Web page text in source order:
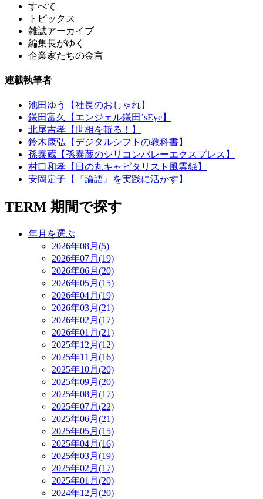
すべて
トピックス
雑誌アーカイブ
編集長がゆく
企業家たちの金言
連載執筆者
池田ゆう【社長のおしゃれ】
鎌田富久【エンジェル鎌田’sEye】
北尾吉孝【世相を斬る！】
鈴木康弘【デジタルシフトの教科書】
孫泰蔵【孫泰蔵のシリコンバレーエクスプレス】
村口和孝【日の丸キャピタリスト風雲録】
安岡定子【『論語』を実践に活かす】
TERM 期間で探す
年月を選ぶ
2026年08月(5)
2026年07月(19)
2026年06月(20)
2026年05月(15)
2026年04月(19)
2026年03月(21)
2026年02月(17)
2026年01月(21)
2025年12月(12)
2025年11月(16)
2025年10月(20)
2025年09月(20)
2025年08月(17)
2025年07月(22)
2025年06月(21)
2025年05月(15)
2025年04月(16)
2025年03月(19)
2025年02月(17)
2025年01月(20)
2024年12月(20)